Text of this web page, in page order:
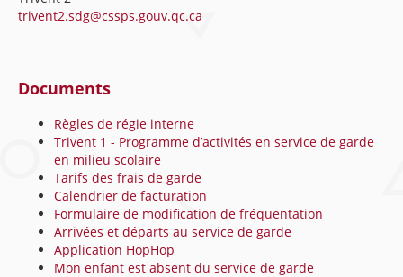
trivent2.sdg@cssps.gouv.qc.ca
Documents
Règles de régie interne
Trivent 1 - Programme d’activités en service de garde
en milieu scolaire
Tarifs des frais de garde
Calendrier de facturation
Formulaire de modification de fréquentation
Arrivées et départs au service de garde
Application HopHop
Mon enfant est absent du service de garde